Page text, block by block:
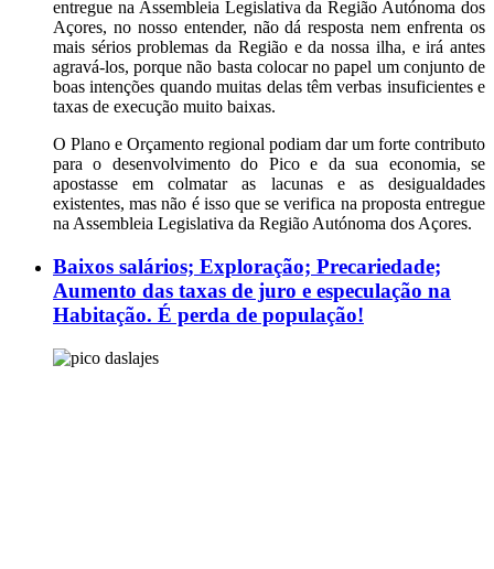
entregue na Assembleia Legislativa da Região Autónoma dos
Açores, no nosso entender, não dá resposta nem enfrenta os
mais sérios problemas da Região e da nossa ilha, e irá antes
agravá-los, porque não basta colocar no papel um conjunto de
boas intenções quando muitas delas têm verbas insuficientes e
taxas de execução muito baixas.
O Plano e Orçamento regional podiam dar um forte contributo
para o desenvolvimento do Pico e da sua economia, se
apostasse em colmatar as lacunas e as desigualdades
existentes, mas não é isso que se verifica na proposta entregue
na Assembleia Legislativa da Região Autónoma dos Açores.
Baixos salários; Exploração; Precariedade;
Aumento das taxas de juro e especulação na
Habitação. É perda de população!